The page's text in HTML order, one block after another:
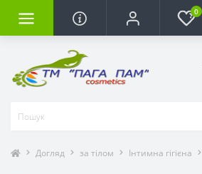
0
Догляд за тілом Інтимна гігієна